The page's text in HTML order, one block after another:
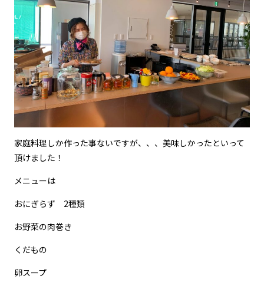
家庭料理しか作った事ないですが、、、美味しかったといって
頂けました！
メニューは
おにぎらず 2種類
お野菜の肉巻き
くだもの
卵スープ